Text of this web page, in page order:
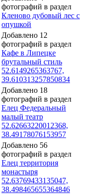
фотографий в раздел
Кленово дубовый лес с
опушкой
Добавлено 12
фотографий в раздел
Кафе в Липецке
брутальный стиль
52.6149265363767,
39.610313257850834
Добавлено 18
фотографий в раздел
Елец Федеральный
малый театр
52.62663220012368,
38.49178076153957
Добавлено 56
фотографий в раздел
Елец территория
монастыря
52.63769433135047,
38.498465655364846